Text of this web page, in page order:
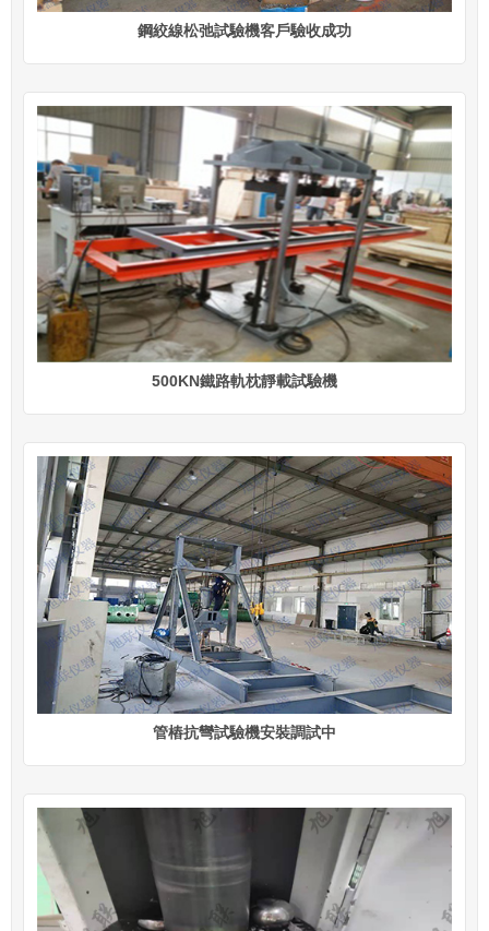
鋼絞線松弛試驗機客戶驗收成功
500KN鐵路軌枕靜載試驗機
管樁抗彎試驗機安裝調試中